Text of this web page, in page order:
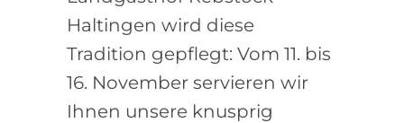
Haltingen wird diese
Tradition gepflegt: Vom 11. bis
16. November servieren wir
Ihnen unsere knusprig